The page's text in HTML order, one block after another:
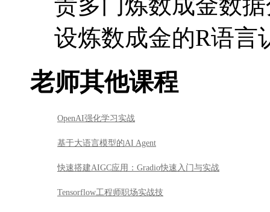
设炼数成金的R语言
老师其他课程
OpenAI强化学习实战
基于大语言模型的AI Agent
快速搭建AIGC应用：Gradio快速入门与实战
Tensorflow工程师职场实战技